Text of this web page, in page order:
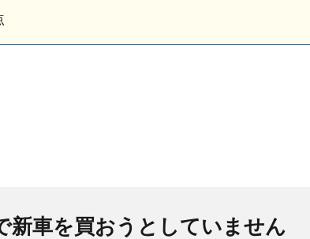
新車を買おうとしていません